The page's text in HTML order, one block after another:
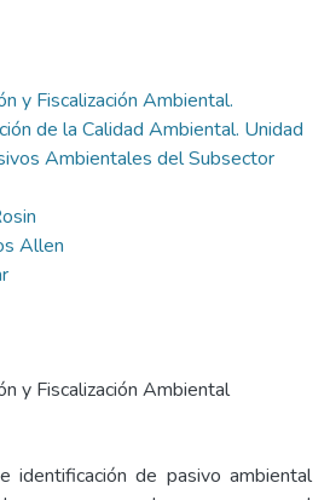
y Fiscalización Ambiental.
de la Calidad Ambiental. Unidad
Ambientales del Subsector
Allen
y Fiscalización Ambiental
identificación de pasivo ambiental